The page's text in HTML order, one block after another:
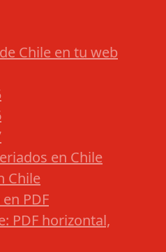
Chile en tu web
en Chile
Chile
PDF
PDF horizontal,